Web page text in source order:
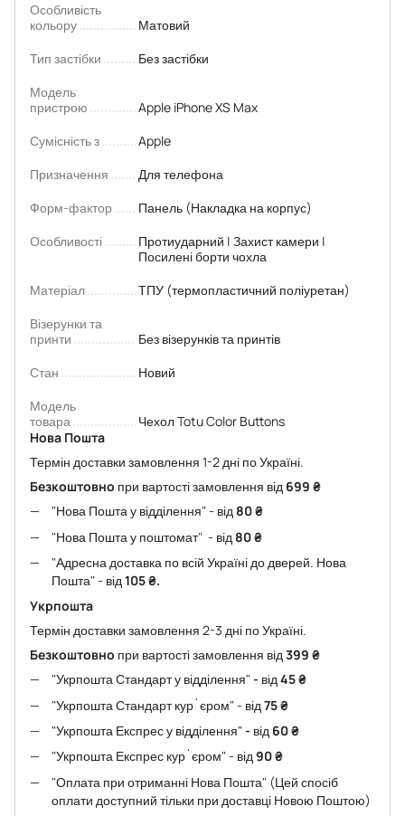
Особливість
кольору
Матовий
Тип застібки
Без застібки
Модель
пристрою
Apple iPhone XS Max
Сумісність з
Apple
Призначення
Для телефона
Форм-фактор
Панель (Накладка на корпус)
Особливості
Протиударний | Захист камери |
Посилені борти чохла
Матеріал
ТПУ (термопластичний поліуретан)
Візерунки та
принти
Без візерунків та принтів
Стан
Новий
Модель
товара
Чехол Totu Color Buttons
Нова Пошта
Термін доставки замовлення 1-2 дні по Україні.
Безкоштовно при вартості замовлення від 699 ₴
"Нова Пошта у відділення" - від 80 ₴
"Нова Пошта у поштомат" - від 80 ₴
"Адресна доставка по всій Україні до дверей. Нова
Пошта" - від105 ₴.
Укрпошта
Термін доставки замовлення 2-3 дні по Україні.
Безкоштовно при вартості замовлення від399 ₴
"Укрпошта Стандарт у відділення" - від45₴
"Укрпошта Стандарт кур`єром" - від 75₴
"Укрпошта Експрес у відділення" - від 60₴
"Укрпошта Експрес кур`єром" - від90₴
"Оплата при отриманні Нова Пошта" (Цей спосіб
оплати доступний тільки при доставці Новою Поштою)